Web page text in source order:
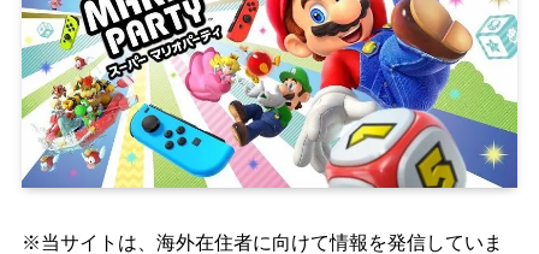
※当サイトは、海外在住者に向けて情報を発信していま